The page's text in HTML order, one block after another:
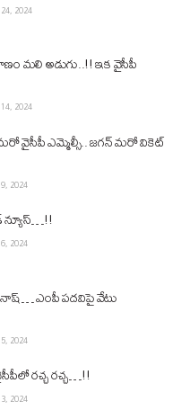
2024
మలి అడుగు..!! ఇక వైసీపీ
2024
వైసీపీ ఎమ్మెల్సీ.. జగన్ మరో వికెట్
2024
న్యూస్‌…!!
2024
ఎంపీ పదవిపై వేటు
2024
రచ్చ రచ్చ…!!
2024